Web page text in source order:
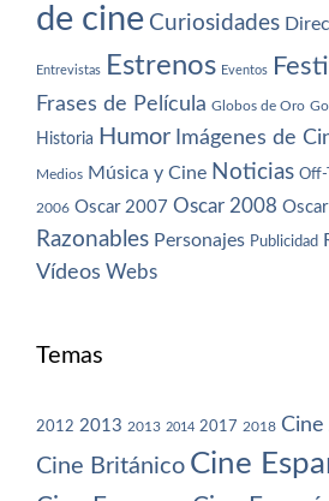
de cine Curiosidades
Entrevistas Estrenos Eventos
Frases de Película Globos de Oro
Historia Humor Imágenes de
Medios Música y Cine Noticias Off-
2006 Oscar 2007 Oscar 2008
Razonables Personajes Publicidad
Vídeos Webs
Temas
2012 2013 2013 2014 2017 2018 Cine
Cine Británico Cine